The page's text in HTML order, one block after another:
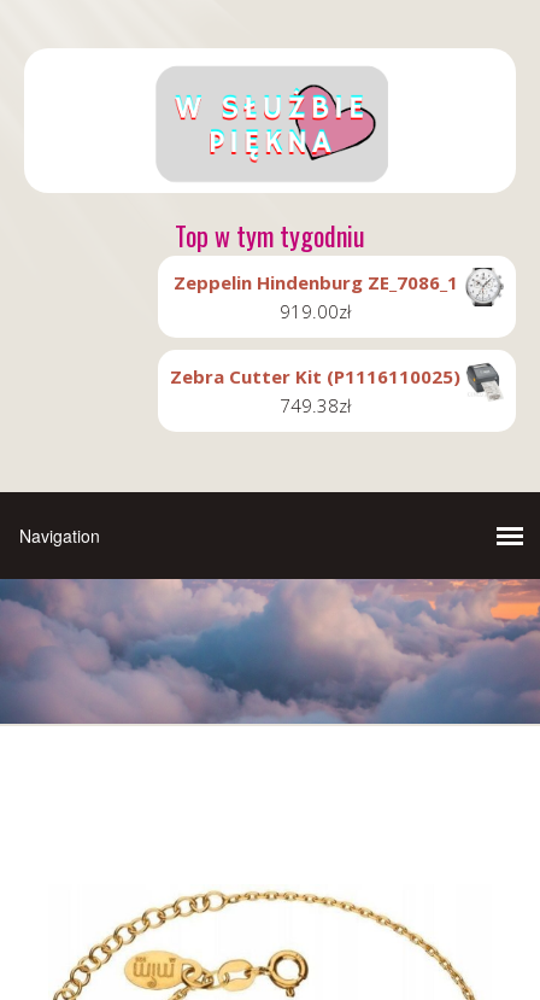
Top w tym tygodniu
Zeppelin Hindenburg ZE_7086_1
919.00zł
Zebra Cutter Kit (P1116110025)
749.38zł